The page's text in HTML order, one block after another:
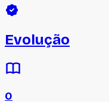
Evolução
0